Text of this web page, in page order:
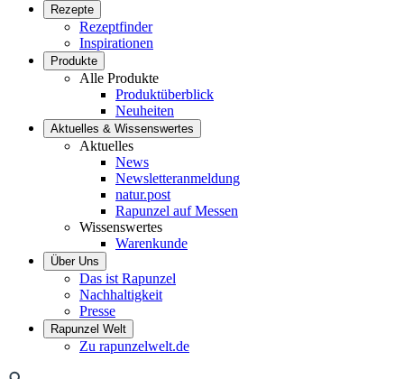
Rezepte
Rezeptfinder
Inspirationen
Produkte
Alle Produkte
Produktüberblick
Neuheiten
Aktuelles & Wissenswertes
Aktuelles
News
Newsletteranmeldung
natur.post
Rapunzel auf Messen
Wissenswertes
Warenkunde
Über Uns
Das ist Rapunzel
Nachhaltigkeit
Presse
Rapunzel Welt
Zu rapunzelwelt.de